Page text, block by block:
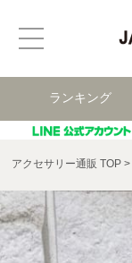
ランキング
アクセサリー通販 TOP